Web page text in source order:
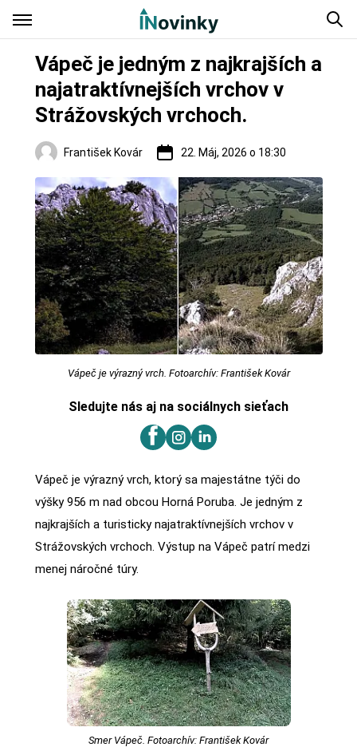
Vápeč je jedným z najkrajších a
najatraktívnejších vrchov v
Strážovských vrchoch.
František Kovár 22. Máj, 2026 o 18:30
Regióny
Vápeč je výrazný vrch. Fotoarchív: František Kovár
Sledujte nás aj na sociálnych sieťach
Vápeč je výrazný vrch, ktorý sa majestátne týči do
výšky 956 m nad obcou Horná Poruba. Je jedným z
najkrajších a turisticky najatraktívnejších vrchov v
Strážovských vrchoch. Výstup na Vápeč patrí medzi
menej náročné túry.
Smer Vápeč. Fotoarchív: František Kovár